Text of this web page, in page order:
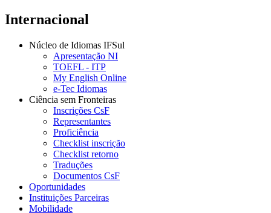
Internacional
Núcleo de Idiomas IFSul
Apresentação NI
TOEFL - ITP
My English Online
e-Tec Idiomas
Ciência sem Fronteiras
Inscrições CsF
Representantes
Proficiência
Checklist inscrição
Checklist retorno
Traduções
Documentos CsF
Oportunidades
Instituições Parceiras
Mobilidade